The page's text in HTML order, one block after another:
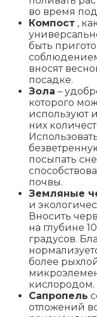
во время
Компост ,
быть
вносят
посадке.
Зола –
которого
используют
них
посыпать
почвы.
Земляные
и
Вносить
на глубине
градусов.
более
кислородом.
Сапропель
отложений